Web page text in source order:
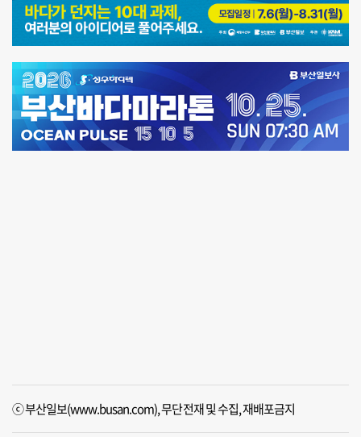
ⓒ 부산일보(www.busan.com), 무단전재 및 수집, 재배포금지